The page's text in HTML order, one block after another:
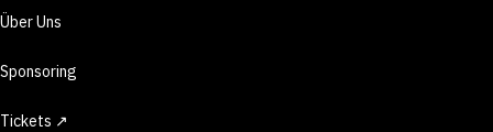
Über Uns
Sponsoring
Tickets ↗